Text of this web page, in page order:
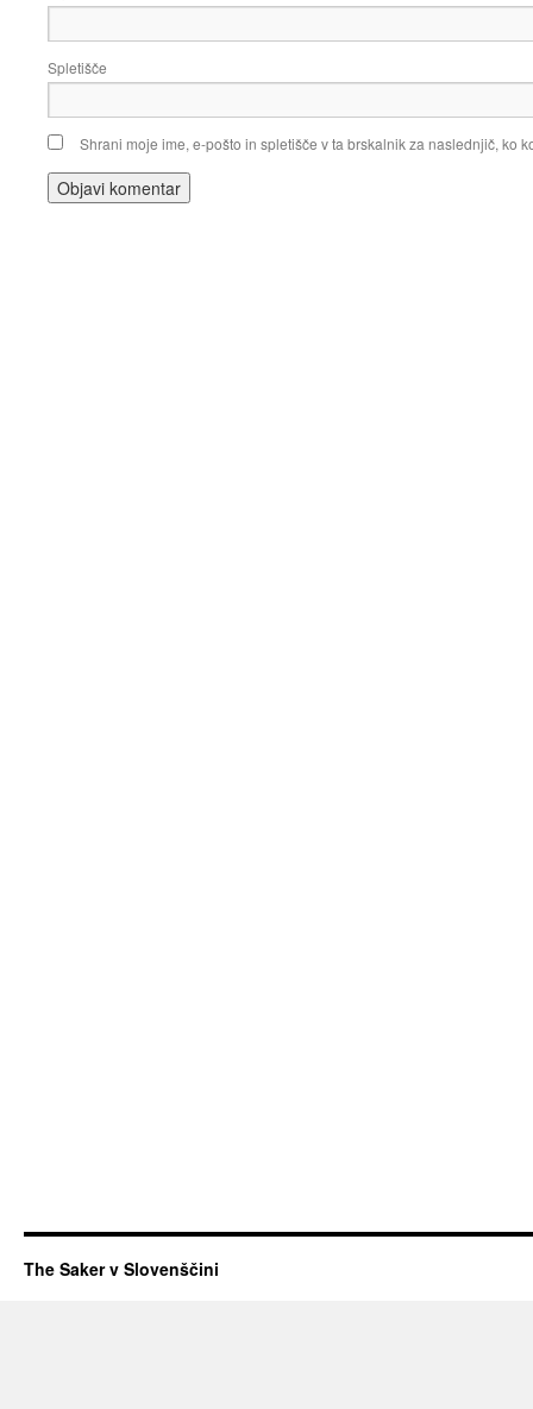
Spletišče
Shrani moje ime, e-pošto in spletišče v ta brskalnik za naslednjič, ko
The Saker v Slovenščini